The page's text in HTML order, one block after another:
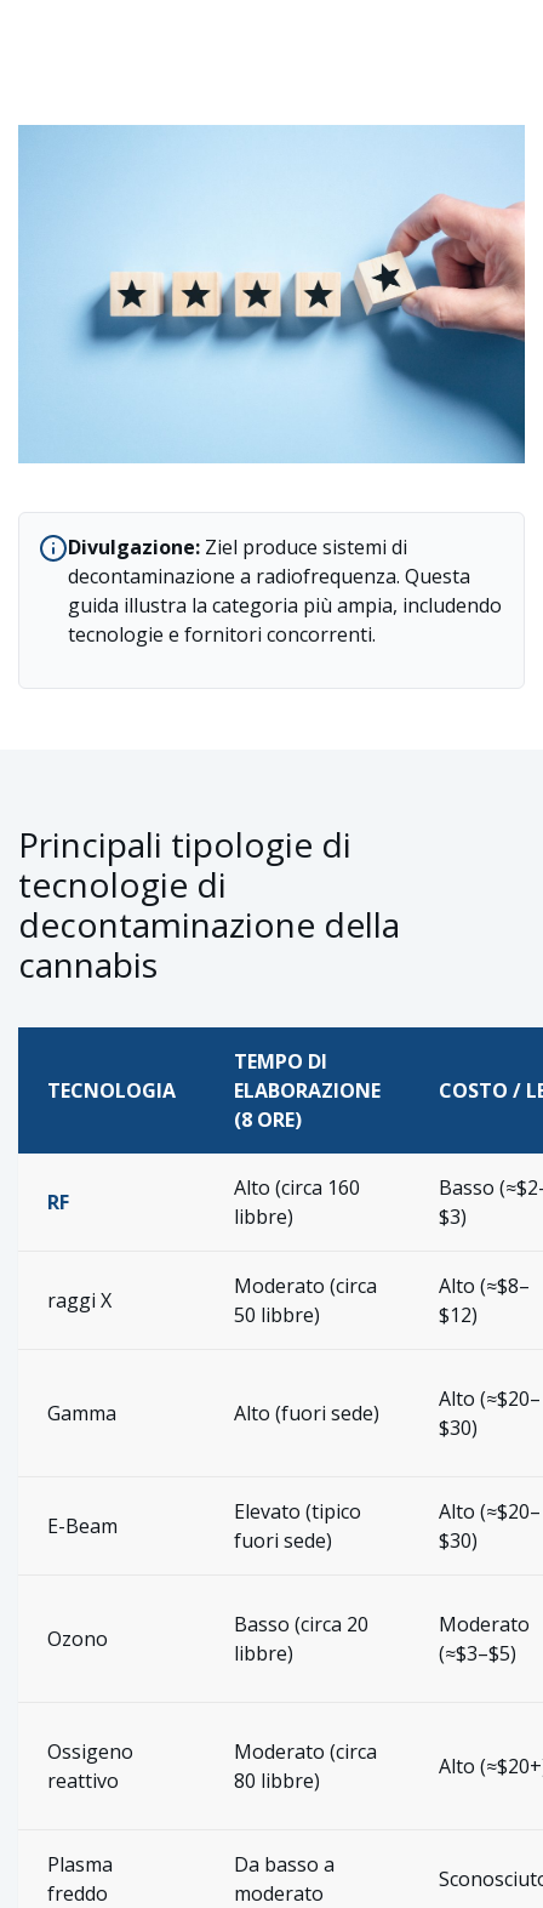
Divulgazione: Ziel produce sistemi di
decontaminazione a radiofrequenza. Questa
guida illustra la categoria più ampia, includendo
tecnologie e fornitori concorrenti.
Principali tipologie di
tecnologie di
decontaminazione della
cannabis
TECNOLOGIA
TEMPO DI
ELABORAZIONE
(8 ORE)
COSTO /
RF
Alto (circa 160
libbre)
Basso
$3)
raggi X
Moderato (circa
50 libbre)
Alto (≈$8–
$12)
Gamma Alto (fuori sede)
Alto (≈$20–
$30)
E-Beam
Elevato (tipico
fuori sede)
Alto (≈$20–
$30)
Ozono
Basso (circa 20
libbre)
Moderato
(≈$3–$5)
Ossigeno
reattivo
Moderato (circa
80 libbre)
Alto
Plasma
freddo
Da basso a
moderato